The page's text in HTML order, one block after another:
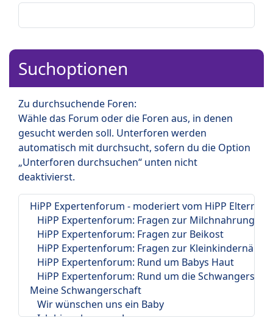
Suchoptionen
Zu durchsuchende Foren:
Wähle das Forum oder die Foren aus, in denen
gesucht werden soll. Unterforen werden
automatisch mit durchsucht, sofern du die Option
„Unterforen durchsuchen“ unten nicht
deaktivierst.